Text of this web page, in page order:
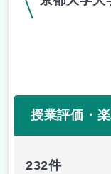
授業評価・
232件